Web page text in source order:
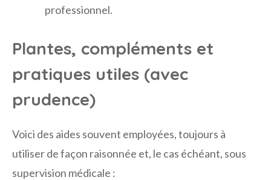
professionnel.
Plantes, compléments et
pratiques utiles (avec
prudence)
Voici des aides souvent employées, toujours à
utiliser de façon raisonnée et, le cas échéant, sous
supervision médicale :